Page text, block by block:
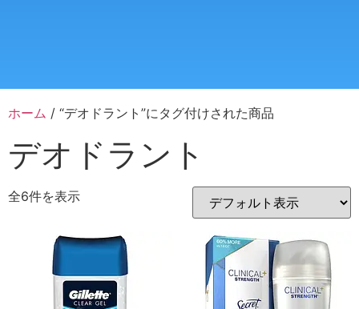
ホーム / “デオドラント”にタグ付けされた商品
デオドラント
全6件を表示